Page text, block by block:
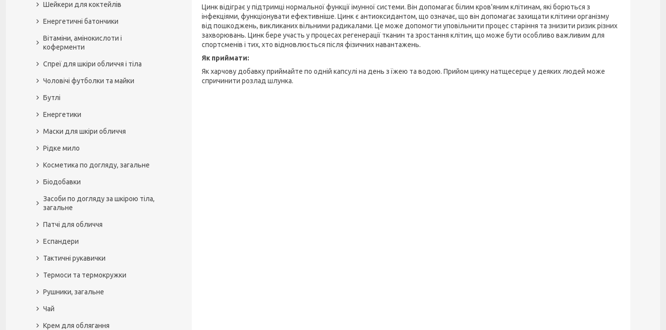
Цинк відіграє у підтримці нормальної функції імунної системи. Він допомагає білим кров'яним клітинам, які борються з
інфекціями, функціонувати ефективніше. Цинк є антиоксидантом, що означає, що він допомагає захищати клітини організму
від пошкоджень, викликаних вільними радикалами. Це може допомогти уповільнити процес старіння та знизити ризик різних
захворювань. Цинк бере участь у процесах регенерації тканин та зростання клітин, що може бути особливо важливим для
спортсменів і тих, хто відновлюється після фізичних навантажень.
Як приймати:
Як харчову добавку приймайте по одній капсулі на день з їжею та водою. Прийом цинку натщесерце у деяких людей може
спричинити розлад шлунка.
Шейкери для коктейлів
Енергетичні батончики
Вітаміни, амінокислоти і
коферменти
Спреї для шкіри обличчя і тіла
Чоловічі футболки та майки
Бутлі
Енергетики
Маски для шкіри обличчя
Рідке мило
Косметика по догляду, загальне
Біодобавки
Засоби по догляду за шкірою тіла,
загальне
Патчі для обличчя
Еспандери
Тактичні рукавички
Термоси та термокружки
Рушники, загальне
Чай
Крем для облягання